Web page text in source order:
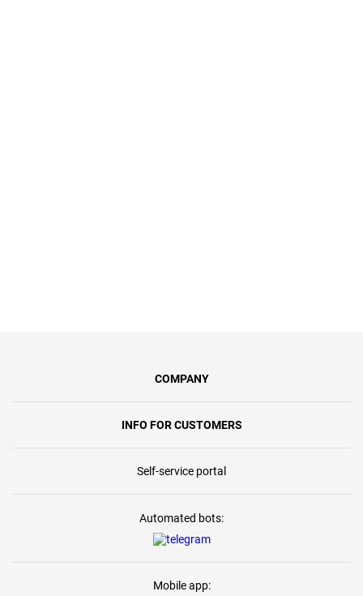
COMPANY
INFO FOR CUSTOMERS
Self-service portal
Automated bots:
Mobile app: